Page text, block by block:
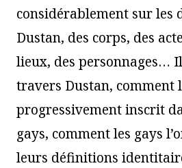
considérablement sur les
Dustan, des corps, des
lieux, des personnages…
travers Dustan, comment
progressivement inscrit
gays, comment les gays
leurs définitions